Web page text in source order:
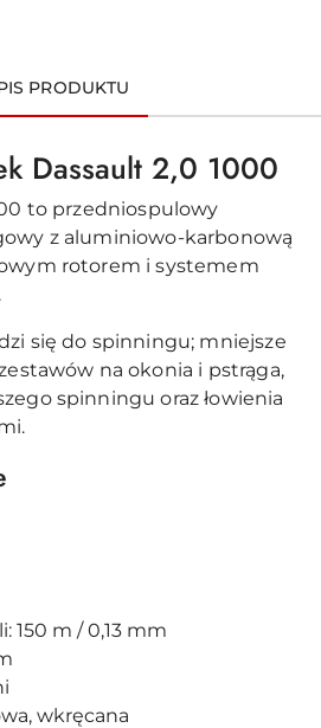
PRODUKTU
Dassault 2,0 1000
to przedniospulowy
z aluminiowo-karbonową
rotorem i systemem
się do spinningu; mniejsze
na okonia i pstrąga,
spinningu oraz łowienia
150 m / 0,13 mm
wkręcana